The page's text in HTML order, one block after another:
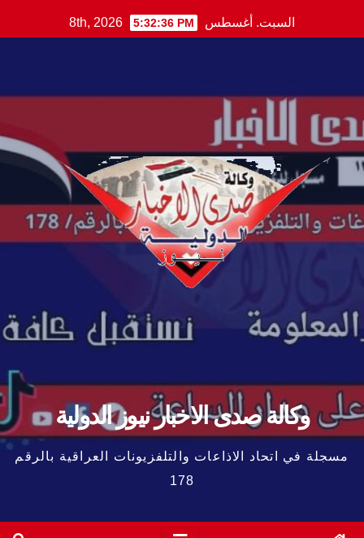
to
السبت. أغسطس 8th, 2026 5:32:37 PM
وكالة صدى الاخبار نيوز الدولية
مسجلة في اتحاد الاذاعات والتلفزيونات العراقية بالرقم
178